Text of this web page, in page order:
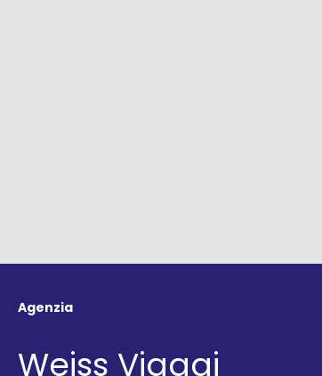
Agenzia
Weiss Viaggi